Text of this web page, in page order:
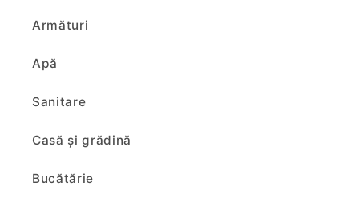
Armături
Apă
Sanitare
Casă și grădină
Bucătărie